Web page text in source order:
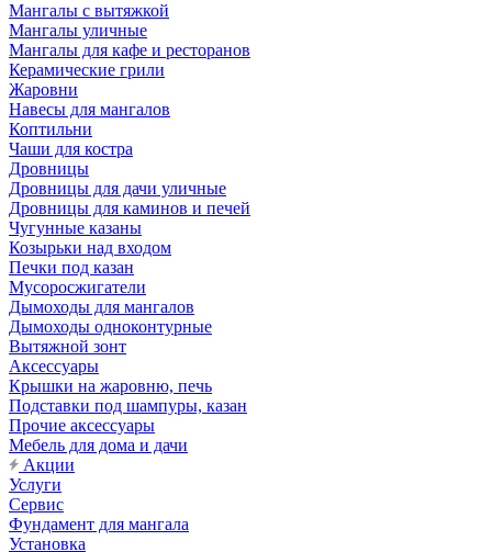
Мангалы с вытяжкой
Мангалы уличные
Мангалы для кафе и ресторанов
Керамические грили
Жаровни
Навесы для мангалов
Коптильни
Чаши для костра
Дровницы
Дровницы для дачи уличные
Дровницы для каминов и печей
Чугунные казаны
Козырьки над входом
Печки под казан
Мусоросжигатели
Дымоходы для мангалов
Дымоходы одноконтурные
Вытяжной зонт
Аксессуары
Крышки на жаровню, печь
Подставки под шампуры, казан
Прочие аксессуары
Мебель для дома и дачи
Акции
Услуги
Сервис
Фундамент для мангала
Установка